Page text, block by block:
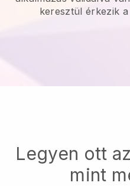
keresztül érkezik
Legyen ott
mint